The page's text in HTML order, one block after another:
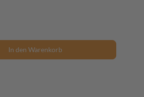
In den Warenkorb